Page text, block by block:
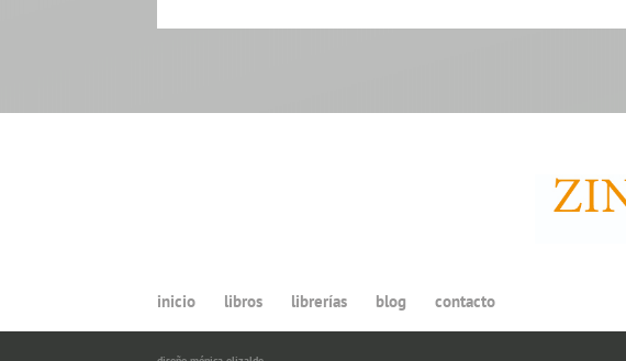
inicio libros librerías blog contacto